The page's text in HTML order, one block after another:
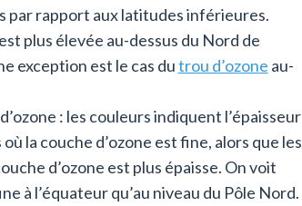
par rapport aux latitudes inférieures.
plus élevée au-dessus du Nord de
exception est le cas dutrou d’ozone au-
: les couleurs indiquent l’épaisseur
la couche d’ozone est fine, alors que les
d’ozone est plus épaisse. On voit
à l’équateur qu’au niveau du Pôle Nord.